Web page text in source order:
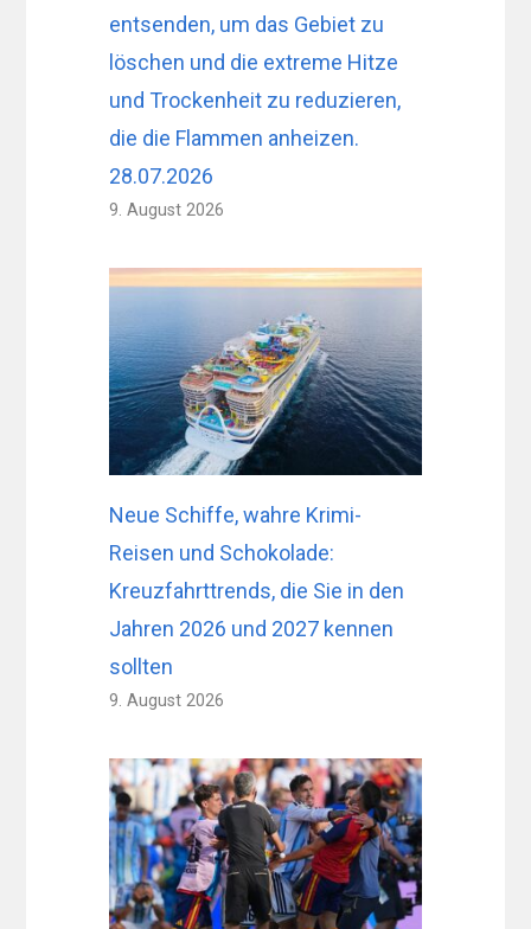
entsenden, um das Gebiet zu
löschen und die extreme Hitze
und Trockenheit zu reduzieren,
die die Flammen anheizen.
28.07.2026
9. August 2026
Neue Schiffe, wahre Krimi-
Reisen und Schokolade:
Kreuzfahrttrends, die Sie in den
Jahren 2026 und 2027 kennen
sollten
9. August 2026